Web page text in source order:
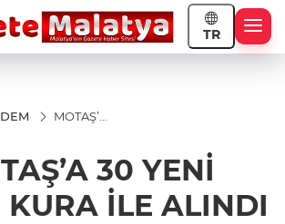
TR
MOTAŞ’A
KURA
İLE
30 YENİ
KURA İLE ALINDI